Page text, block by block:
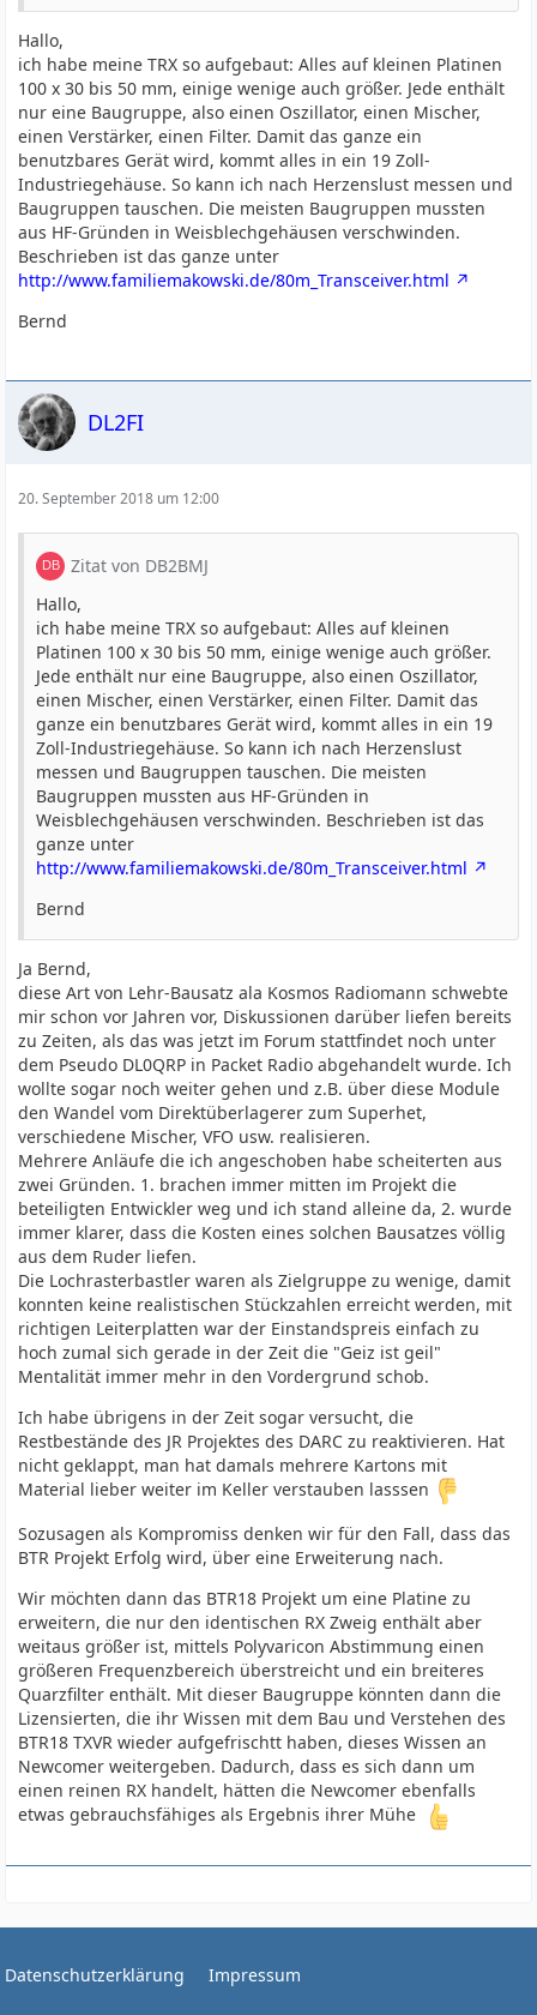
Hallo,
ich habe meine TRX so aufgebaut: Alles auf kleinen Platinen
100 x 30 bis 50 mm, einige wenige auch größer. Jede enthält
nur eine Baugruppe, also einen Oszillator, einen Mischer,
einen Verstärker, einen Filter. Damit das ganze ein
benutzbares Gerät wird, kommt alles in ein 19 Zoll-
Industriegehäuse. So kann ich nach Herzenslust messen und
Baugruppen tauschen. Die meisten Baugruppen mussten
aus HF-Gründen in Weisblechgehäusen verschwinden.
Beschrieben ist das ganze unter
http://www.familiemakowski.de/80m_Transceiver.html
Bernd
DL2FI
20. September 2018 um 12:00
Zitat von DB2BMJ
Hallo,
ich habe meine TRX so aufgebaut: Alles auf kleinen
Platinen 100 x 30 bis 50 mm, einige wenige auch größer.
Jede enthält nur eine Baugruppe, also einen Oszillator,
einen Mischer, einen Verstärker, einen Filter. Damit das
ganze ein benutzbares Gerät wird, kommt alles in ein 19
Zoll-Industriegehäuse. So kann ich nach Herzenslust
messen und Baugruppen tauschen. Die meisten
Baugruppen mussten aus HF-Gründen in
Weisblechgehäusen verschwinden. Beschrieben ist das
ganze unter
http://www.familiemakowski.de/80m_Transceiver.html
Bernd
Ja Bernd,
diese Art von Lehr-Bausatz ala Kosmos Radiomann schwebte
mir schon vor Jahren vor, Diskussionen darüber liefen bereits
zu Zeiten, als das was jetzt im Forum stattfindet noch unter
dem Pseudo DL0QRP in Packet Radio abgehandelt wurde. Ich
wollte sogar noch weiter gehen und z.B. über diese Module
den Wandel vom Direktüberlagerer zum Superhet,
verschiedene Mischer, VFO usw. realisieren.
Mehrere Anläufe die ich angeschoben habe scheiterten aus
zwei Gründen. 1. brachen immer mitten im Projekt die
beteiligten Entwickler weg und ich stand alleine da, 2. wurde
immer klarer, dass die Kosten eines solchen Bausatzes völlig
aus dem Ruder liefen.
Die Lochrasterbastler waren als Zielgruppe zu wenige, damit
konnten keine realistischen Stückzahlen erreicht werden, mit
richtigen Leiterplatten war der Einstandspreis einfach zu
hoch zumal sich gerade in der Zeit die "Geiz ist geil"
Mentalität immer mehr in den Vordergrund schob.
Ich habe übrigens in der Zeit sogar versucht, die
Restbestände des JR Projektes des DARC zu reaktivieren. Hat
nicht geklappt, man hat damals mehrere Kartons mit
Material lieber weiter im Keller verstauben lasssen
Sozusagen als Kompromiss denken wir für den Fall, dass das
BTR Projekt Erfolg wird, über eine Erweiterung nach.
Wir möchten dann das BTR18 Projekt um eine Platine zu
erweitern, die nur den identischen RX Zweig enthält aber
weitaus größer ist, mittels Polyvaricon Abstimmung einen
größeren Frequenzbereich überstreicht und ein breiteres
Quarzfilter enthält. Mit dieser Baugruppe könnten dann die
Lizensierten, die ihr Wissen mit dem Bau und Verstehen des
BTR18 TXVR wieder aufgefrischtt haben, dieses Wissen an
Newcomer weitergeben. Dadurch, dass es sich dann um
einen reinen RX handelt, hätten die Newcomer ebenfalls
etwas gebrauchsfähiges als Ergebnis ihrer Mühe
Datenschutzerklärung Impressum